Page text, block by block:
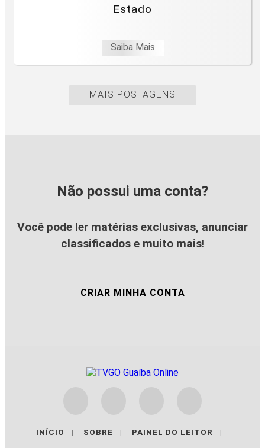
Estado
Saiba Mais
MAIS POSTAGENS
Não possui uma conta?
Você pode ler matérias exclusivas, anunciar
classificados e muito mais!
CRIAR MINHA CONTA
INÍCIO | SOBRE | PAINEL DO LEITOR |